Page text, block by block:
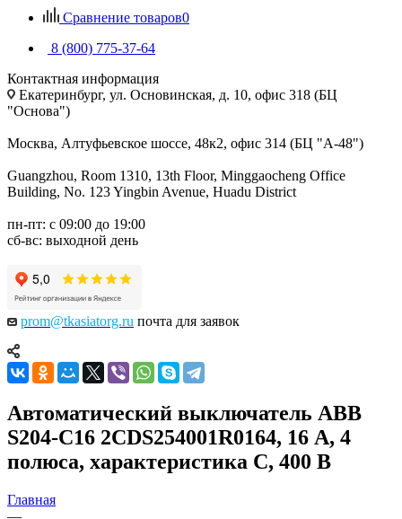
Сравнение товаров0
8 (800) 775-37-64
Контактная информация
Екатеринбург, ул. Основинская, д. 10, офис 318 (БЦ
"Основа")
Москва, Алтуфьевское шоссе, 48к2, офис 314 (БЦ "А-48")
Guangzhou, Room 1310, 13th Floor, Minggaocheng Office
Building, No. 123 Yingbin Avenue, Huadu District
пн-пт: с 09:00 до 19:00
сб-вс: выходной день
prom@tkasiatorg.ru почта для заявок
Автоматический выключатель ABB
S204-C16 2CDS254001R0164, 16 А, 4
полюса, характеристика C, 400 В
Главная
—